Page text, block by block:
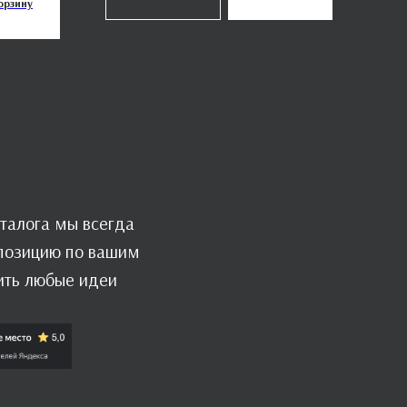
мы всегда
по вашим
любые идеи